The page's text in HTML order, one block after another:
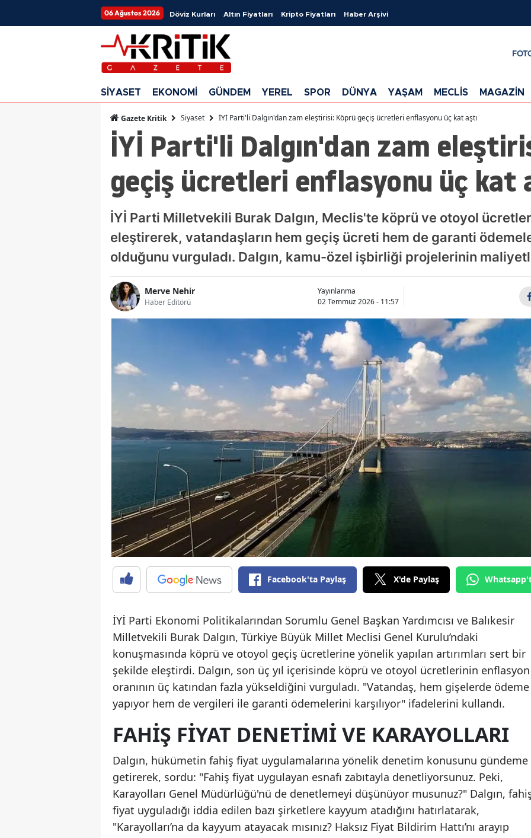
06 Ağustos 2026 Döviz Kurları Altın Fiyatları Kripto Fiyatları Haber Arşivi
SİYASET EKONOMİ GÜNDEM YEREL SPOR DÜNYA YAŞAM MECLİS MAGAZİN
Gazete Kritik Siyaset İYİ Parti'li Dalgın'dan zam eleştirisi: Köprü geçiş ücretleri enflasyonu üç kat aştı
İYİ Parti'li Dalgın'dan zam
geçiş ücretleri enflasyonu üç kat
İYİ Parti Milletvekili Burak Dalgın, Meclis'te köprü ve otoyol
eleştirerek, vatandaşların hem geçiş ücreti hem de garanti
olduğunu vurguladı. Dalgın, kamu-özel işbirliği projelerinin
Merve Nehir
Haber Editörü
Yayınlanma
02 Temmuz 2026 - 11:57
Facebook'ta Paylaş X'de Paylaş
İYİ Parti Ekonomi Politikalarından Sorumlu Genel Başkan Yardımcısı ve Balıkesir
Milletvekili Burak Dalgın, Türkiye Büyük Millet Meclisi Genel Kurulu’ndaki
konuşmasında köprü ve otoyol geçiş ücretlerine yönelik yapılan artırımları sert bir
şekilde eleştirdi. Dalgın, son üç yıl içerisinde köprü ve otoyol ücretlerinin enflasyon
oranının üç katından fazla yükseldiğini vurguladı. "Vatandaş, hem gişelerde ödeme
yapıyor hem de vergileri ile garanti ödemelerini karşılıyor" ifadelerini kullandı.
FAHIŞ FIYAT DENETIMI VE KARAYOLLARI
Dalgın, hükümetin fahiş fiyat uygulamalarına yönelik denetim konusunu gündeme
getirerek, sordu: "Fahiş fiyat uygulayan esnafı zabıtayla denetliyorsunuz. Peki,
Karayolları Genel Müdürlüğü'nü de denetlemeyi düşünüyor musunuz?" Dalgın,
fiyat uyguladığı iddia edilen bazı şirketlere kayyum atadığını hatırlatarak,
"Karayolları’na da kayyum atayacak mısınız? Haksız Fiyat Bildirim Hattı’nı arayıp